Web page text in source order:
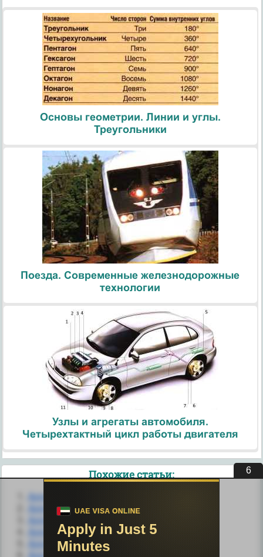
Основы геометрии. Линии и углы.
Треугольники
Поезда. Современные железнодорожные
технологии
Узлы и агрегаты автомобиля.
Четырехтактный цикл работы двигателя
Похожие статьи:
Алгоритм
Алгоритм Durbin'а
Алгоритм LZ77
Алгоритм LZW (Лемпеля-Зива-Велша)
5